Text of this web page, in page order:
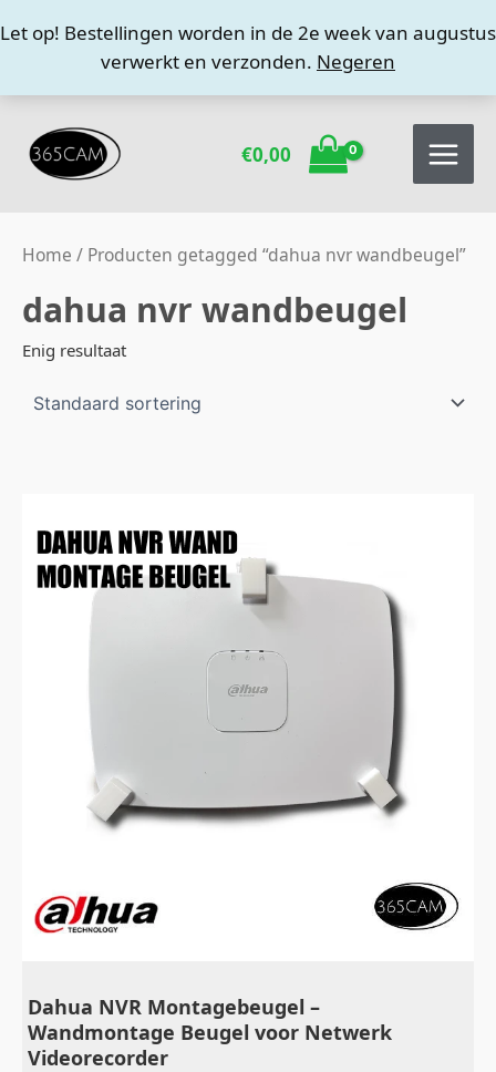
Let op! Bestellingen worden in de 2e week van augustus
verwerkt en verzonden. Negeren
naar
inhoud
€0,00
Home / Producten getagged “dahua nvr wandbeugel”
dahua nvr wandbeugel
Enig resultaat
Dahua NVR Montagebeugel –
Wandmontage Beugel voor Netwerk
Videorecorder